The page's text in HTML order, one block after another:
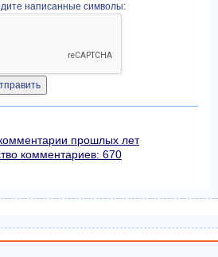
написанные символы:
прошлых лет
комментариев: 670